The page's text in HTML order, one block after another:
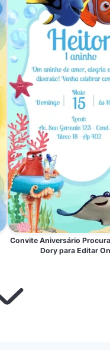
Convite Aniversário
Dory para Editar